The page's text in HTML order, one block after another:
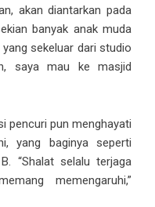
akan diantarkan pada
banyak anak muda
sekeluar dari studio
saya mau ke masjid
pencuri pun menghayati
yang baginya seperti
“Shalat selalu terjaga
memengaruhi,”